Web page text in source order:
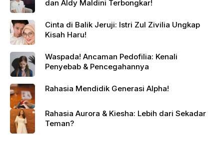
dan Aldy Maldini Terbongkar!
Cinta di Balik Jeruji: Istri Zul Zivilia Ungkap
Kisah Haru!
Waspada! Ancaman Pedofilia: Kenali
Penyebab & Pencegahannya
Rahasia Mendidik Generasi Alpha!
Rahasia Aurora & Kiesha: Lebih dari Sekadar
Teman?